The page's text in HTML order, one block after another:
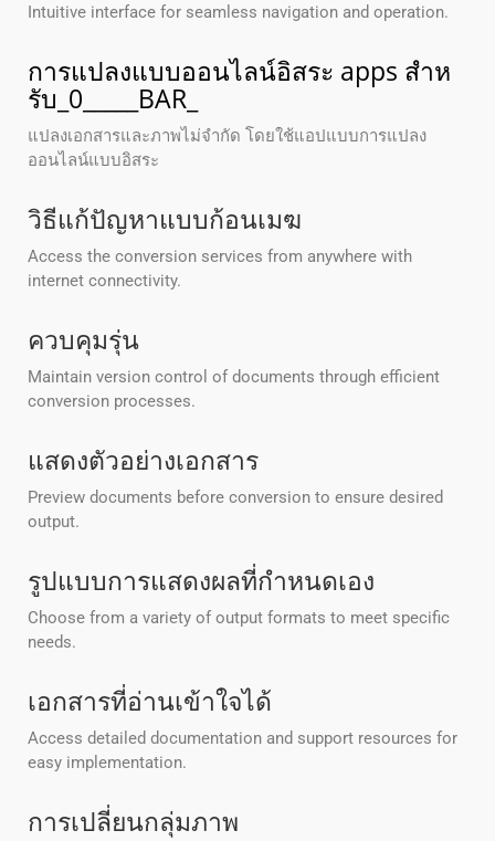
Intuitive interface for seamless navigation and operation.
การแปลงแบบออนไลน์อิสระ apps สําห
รับ_0_____BAR_
แปลงเอกสารและภาพไม่จํากัด โดยใช้แอปแบบการแปลง
ออนไลน์แบบอิสระ
วิธีแก้ปัญหาแบบก้อนเมฆ
Access the conversion services from anywhere with
internet connectivity.
ควบคุมรุ่น
Maintain version control of documents through efficient
conversion processes.
แสดงตัวอย่างเอกสาร
Preview documents before conversion to ensure desired
output.
รูปแบบการแสดงผลที่กําหนดเอง
Choose from a variety of output formats to meet specific
needs.
เอกสารที่อ่านเข้าใจได้
Access detailed documentation and support resources for
easy implementation.
การเปลี่ยนกลุ่มภาพ